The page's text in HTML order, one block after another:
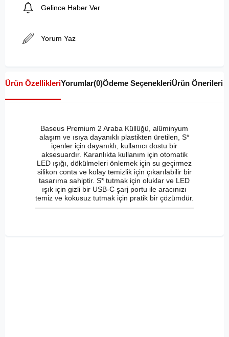
Gelince Haber Ver
Yorum Yaz
Ürün ÖzellikleriYorumlar(0)Ödeme SeçenekleriÜrün Önerileri
Baseus Premium 2 Araba Küllüğü, alüminyum
alaşım ve ısıya dayanıklı plastikten üretilen, S*
içenler için dayanıklı, kullanıcı dostu bir
aksesuardır. Karanlıkta kullanım için otomatik
LED ışığı, dökülmeleri önlemek için su geçirmez
silikon conta ve kolay temizlik için çıkarılabilir bir
tasarıma sahiptir. S* tutmak için oluklar ve LED
ışık için gizli bir USB-C şarj portu ile aracınızı
temiz ve kokusuz tutmak için pratik bir çözümdür.